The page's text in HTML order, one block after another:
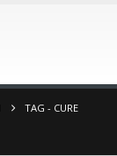
TAG - CURE